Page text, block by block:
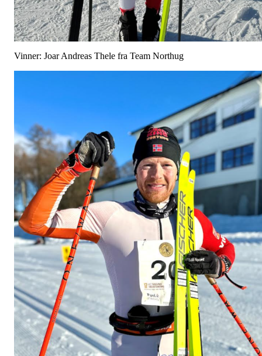
Vinner: Joar Andreas Thele fra Team Northug